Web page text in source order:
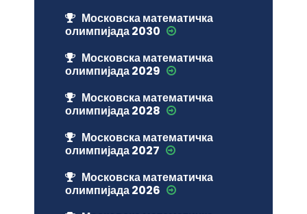
Московска математичка
олимпијада 2030
Московска математичка
олимпијада 2029
Московска математичка
олимпијада 2028
Московска математичка
олимпијада 2027
Московска математичка
олимпијада 2026